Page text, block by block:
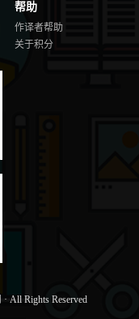
帮助
作译者帮助
关于积分
· All Rights Reserved